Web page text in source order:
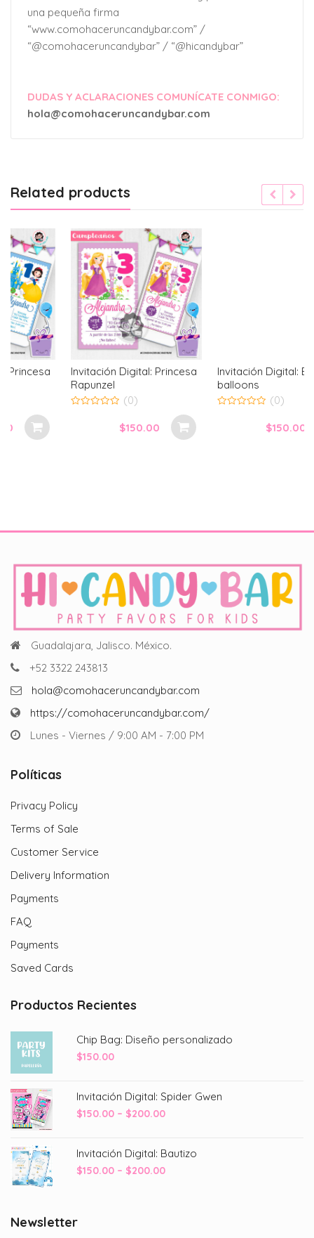
una pequeña firma
“www.comohaceruncandybar.com” /
“@comohaceruncandybar” / “@hicandybar”
DUDAS Y ACLARACIONES COMUNÍCATE CONMIGO:
hola@comohaceruncandybar.com
Related products
Invitación Digital: Princesa
out
of
(0)
Invitación Digital: Bici
out
of
(0)
Guadalajara, Jalisco. México.
+52 3322 243813
hola@comohaceruncandybar.com
https://comohaceruncandybar.com/
Lunes - Viernes / 9:00 AM - 7:00 PM
Políticas
Privacy Policy
Terms of Sale
Customer Service
Delivery Information
Payments
FAQ
Payments
Saved Cards
Productos Recientes
Chip Bag: Diseño personalizado
$150.00
Invitación Digital: Spider Gwen
$150.00 – $200.00Price
through
$200.00
Invitación Digital: Bautizo
$150.00 – $200.00Price
Newsletter